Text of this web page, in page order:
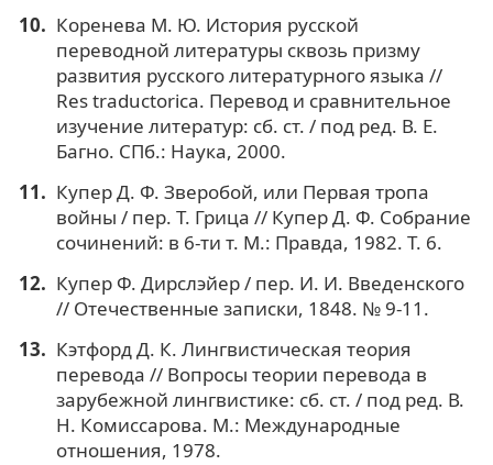
Коренева М. Ю. История русской
переводной литературы сквозь призму
развития русского литературного языка //
Res traductorica. Перевод и сравнительное
изучение литератур: сб. ст. / под ред. В. Е.
Багно. СПб.: Наука, 2000.
Купер Д. Ф. Зверобой, или Первая тропа
войны / пер. Т. Грица // Купер Д. Ф. Собрание
сочинений: в 6-ти т. М.: Правда, 1982. Т. 6.
Купер Ф. Дирслэйер / пер. И. И. Введенского
// Отечественные записки, 1848. № 9-11.
Кэтфорд Д. К. Лингвистическая теория
перевода // Вопросы теории перевода в
зарубежной лингвистике: сб. ст. / под ред. В.
Н. Комиссарова. М.: Международные
отношения, 1978.